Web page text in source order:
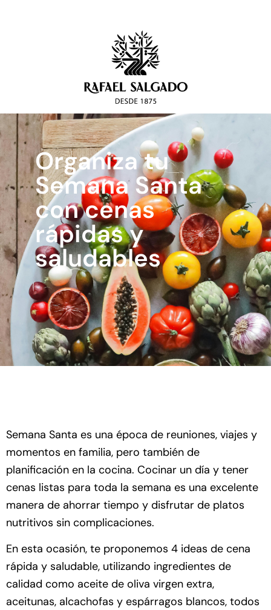
Organiza tu
Semana Santa
con cenas
rápidas y
saludables
Semana Santa es una época de reuniones, viajes y
momentos en familia, pero también de
planificación en la cocina. Cocinar un día y tener
cenas listas para toda la semana es una excelente
manera de ahorrar tiempo y disfrutar de platos
nutritivos sin complicaciones.
En esta ocasión, te proponemos 4 ideas de cena
rápida y saludable, utilizando ingredientes de
calidad como aceite de oliva virgen extra,
aceitunas, alcachofas y espárragos blancos, todos